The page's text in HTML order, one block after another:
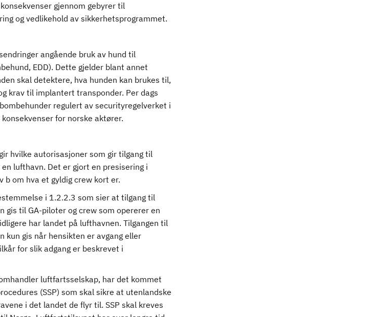
gjennom gebyrer til
og vedlikehold av sikkerhetsprogrammet.
angående bruk av hund til
EDD). Dette gjelder blant annet
skal detektere, hva hunden kan brukes til,
krav til implantert transponder. Per dags
regulert av securityregelverket i
for norske aktører.
hvilke autorisasjoner som gir tilgang til
lufthavn. Det er gjort en presisering i
om hva et gyldig crew kort er.
i 1.2.2.3 som sier at tilgang til
gis til GA-piloter og crew som opererer en
har landet på lufthavnen. Tilgangen til
kun gis når hensikten er avgang eller
for slik adgang er beskrevet i
luftfartsselskap, har det kommet
(SSP) som skal sikre at utenlandske
i det landet de flyr til. SSP skal kreves